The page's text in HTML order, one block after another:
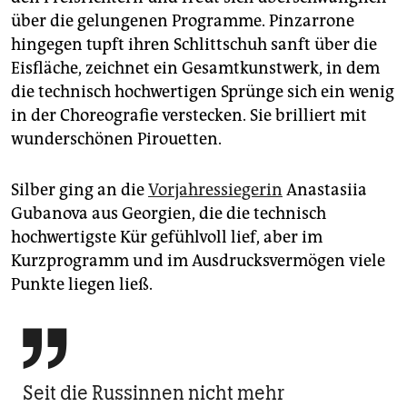
über die gelungenen Programme. Pinzarrone
hingegen tupft ihren Schlittschuh sanft über die
Eisfläche, zeichnet ein Gesamtkunstwerk, in dem
die technisch hochwertigen Sprünge sich ein wenig
in der Choreografie verstecken. Sie brilliert mit
wunderschönen Pirouetten.
Silber ging an dieVorjahressiegerin Anastasiia
Gubanova aus Georgien, die die technisch
hochwertigste Kür gefühlvoll lief, aber im
Kurzprogramm und im Ausdrucksvermögen viele
Punkte liegen ließ.

Seit die Russinnen nicht mehr